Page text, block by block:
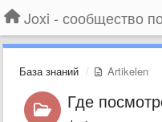
База знаний Artikelen
Где